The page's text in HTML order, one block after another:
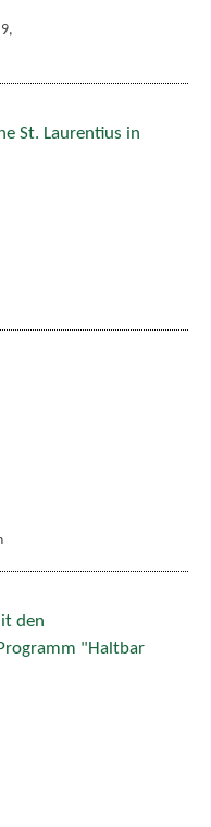
St. Laurentius in
den
"Haltbar